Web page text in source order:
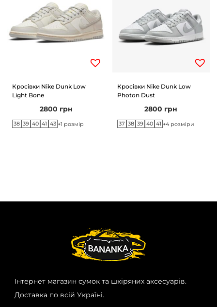
Кросівки Nike Dunk Low
Light Bone
2800 грн
38 39 40 41 43 +1 розмір
Кросівки Nike Dunk Low
Photon Dust
2800 грн
37 38 39 40 41 +4 розміри
Інтернет магазин сумок та шкіряних аксесуарів.
Доставка по всій Україні.